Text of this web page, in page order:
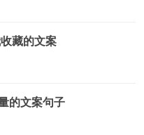
藏的文案
的文案句子